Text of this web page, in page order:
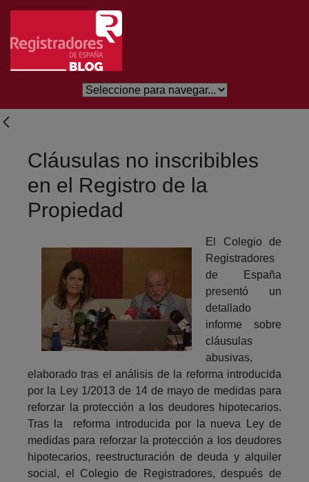
Saltar al contenido principal
Cláusulas no inscribibles
en el Registro de la
Propiedad
El Colegio de
Registradores
de España
presentó un
detallado
informe sobre
cláusulas
abusivas,
elaborado tras el análisis de la reforma introducida
por la Ley 1/2013 de 14 de mayo de medidas para
reforzar la protección a los deudores hipotecarios.
Tras la reforma introducida por la nueva Ley de
medidas para reforzar la protección a los deudores
hipotecarios, reestructuración de deuda y alquiler
social, el Colegio de Registradores, después de